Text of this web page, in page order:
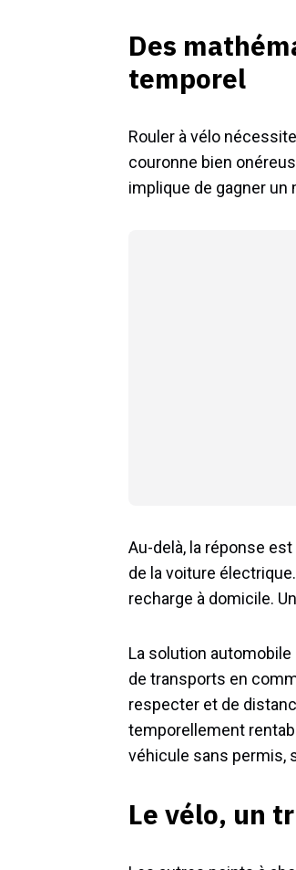
Des
temporel
Rouler à vélo
couronne bien
implique de gagner un
Au-delà, la réponse
de la voiture
recharge à domicile.
La solution
de transports en
respecter et de
temporellement
véhicule sans permis,
Le vélo, un